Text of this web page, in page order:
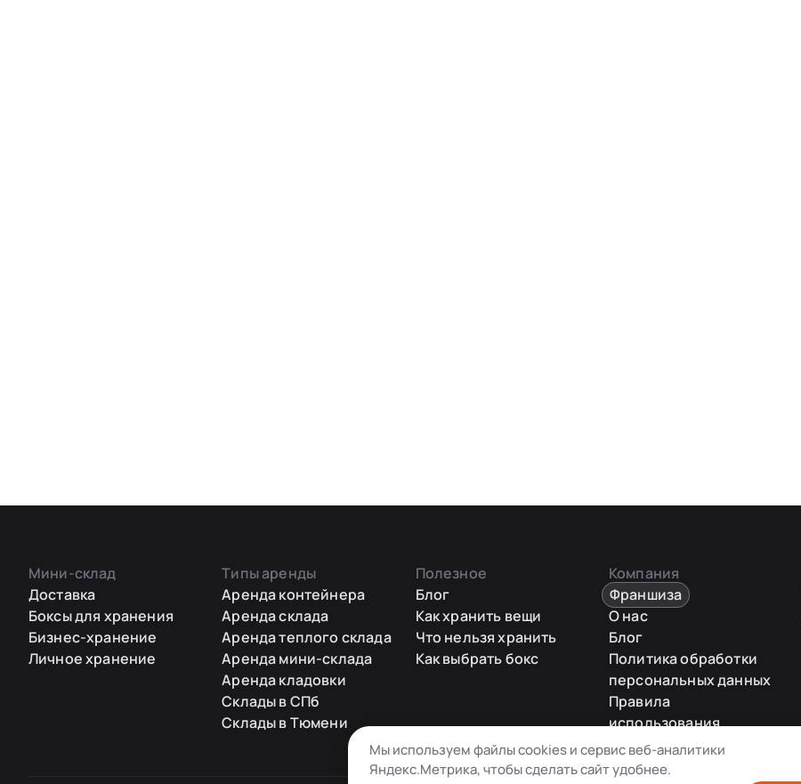
Мини-склад
Доставка
Боксы для хранения
Бизнес-хранение
Личное хранение
Типы аренды
Аренда контейнера
Аренда склада
Аренда теплого склада
Аренда мини-склада
Аренда кладовки
Склады в СПб
Склады в Тюмени
Полезное
Блог
Как хранить вещи
Что нельзя хранить
Как выбрать бокс
Компания
Франшиза
О нас
Блог
Политика обработки
персональных данных
Правила
использования
промокодов
Карта сайта
Мы используем файлы cookies и сервис веб-аналитики
Яндекс.Метрика, чтобы сделать сайт удобнее.